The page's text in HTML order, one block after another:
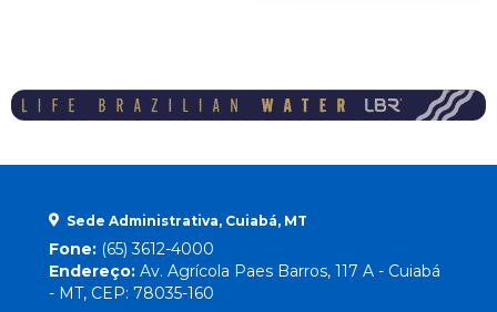
Sede Administrativa, Cuiabá, MT
Fone: (65) 3612-4000
Endereço: Av. Agrícola Paes Barros, 117 A - Cuiabá
- MT, CEP: 78035-160